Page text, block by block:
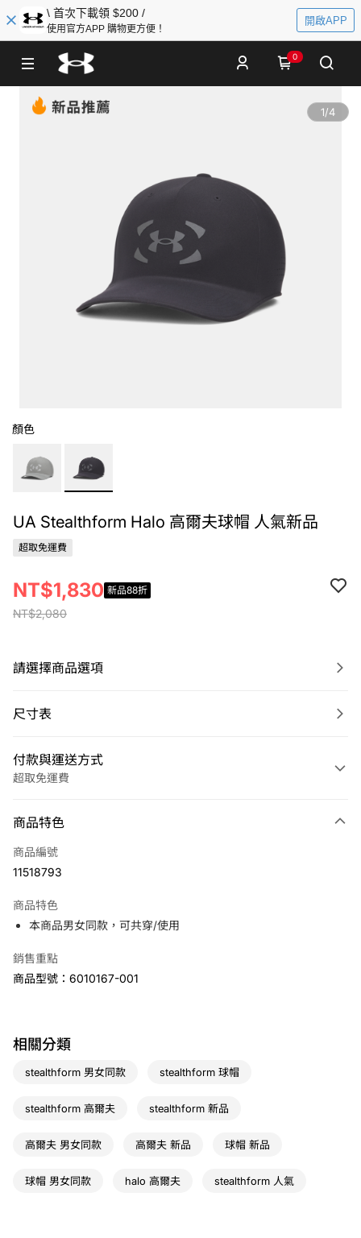
\ 首次下載領 $200 /
使用官方APP 購物更方便！
開啟APP
0
1/4
顏色
UA Stealthform Halo 高爾夫球帽 人氣新品
超取免運費
NT$2,080
NT$1,830 新品88折
請選擇商品選項
尺寸表
付款與運送方式
超取免運費
信用卡一次付款
LINE Pay
悠遊付
運送方式
7-11取貨(快速到店)
宅配
商品特色
商品編號
11518793
商品特色
本商品男女同款，可共穿/使用
銷售重點
商品型號：6010167-001
相關分類
stealthform 男女同款 stealthform 球帽
stealthform 高爾夫 stealthform 新品
高爾夫 男女同款 高爾夫 新品 球帽 新品
球帽 男女同款 halo 高爾夫 stealthform 人氣